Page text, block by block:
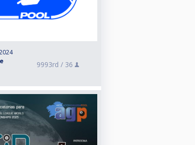
9993rd / 36